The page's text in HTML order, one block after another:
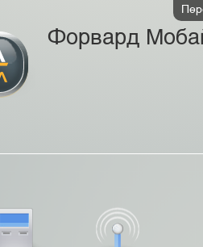
Форвард